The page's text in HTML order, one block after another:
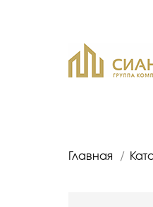
Главная /